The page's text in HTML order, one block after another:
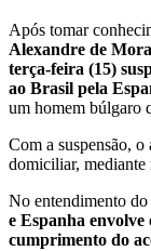
Após tomar
Alexandre de
terça-feira (15)
ao Brasil pela
um homem búlgaro
Com a suspensão,
domiciliar, mediante
No entendimento
e Espanha
cumprimento do